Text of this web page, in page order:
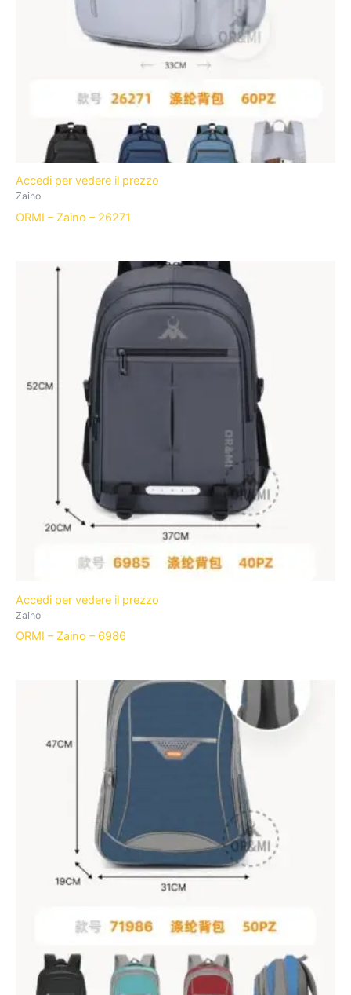
Accedi per vedere il prezzo
Zaino
ORMI – Zaino – 26271
Accedi per vedere il prezzo
Zaino
ORMI – Zaino – 6986